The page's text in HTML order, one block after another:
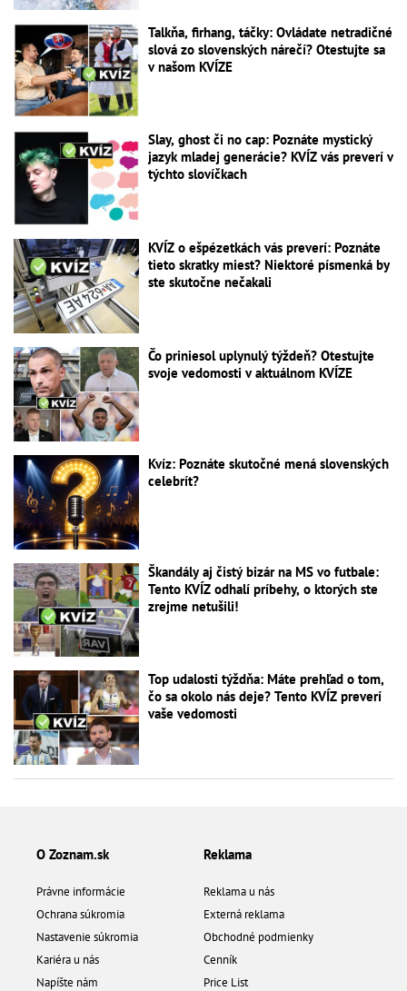
Talkňa, firhang, táčky: Ovládate netradičné
slová zo slovenských nárečí? Otestujte sa
v našom KVÍZE
Slay, ghost či no cap: Poznáte mystický
jazyk mladej generácie? KVÍZ vás preverí v
týchto slovíčkach
KVÍZ o ešpézetkách vás preverí: Poznáte
tieto skratky miest? Niektoré písmenká by
ste skutočne nečakali
Čo priniesol uplynulý týždeň? Otestujte
svoje vedomosti v aktuálnom KVÍZE
Kvíz: Poznáte skutočné mená slovenských
celebrít?
Škandály aj čistý bizár na MS vo futbale:
Tento KVÍZ odhalí príbehy, o ktorých ste
zrejme netušili!
Top udalosti týždňa: Máte prehľad o tom,
čo sa okolo nás deje? Tento KVÍZ preverí
vaše vedomosti
O Zoznam.sk
Právne informácie
Ochrana súkromia
Nastavenie súkromia
Kariéra u nás
Napíšte nám
Reklama
Reklama u nás
Externá reklama
Obchodné podmienky
Cenník
Price List